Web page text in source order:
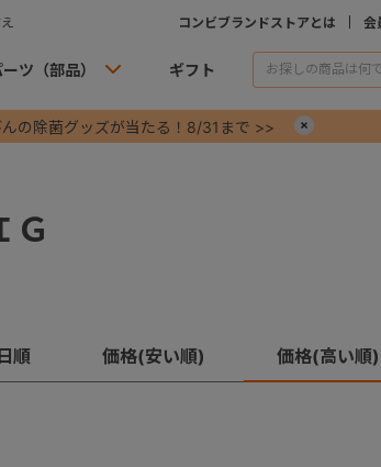
コンビブランドストアとは 会
ツ（部品） ギフト
の除菌グッズが当たる！8/31まで >>
Ｇ
順 価格(安い順) 価格(高い順)